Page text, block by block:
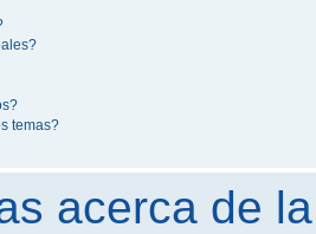
temas?
acerca de